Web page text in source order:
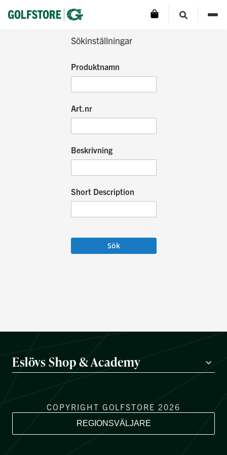
Avancerad sökning
Sökinställningar
Produktnamn
Art.nr
Beskrivning
Short Description
Sök
Eslövs Shop & Academy
COPYRIGHT GOLFSTORE 2026
REGIONSVÄLJARE